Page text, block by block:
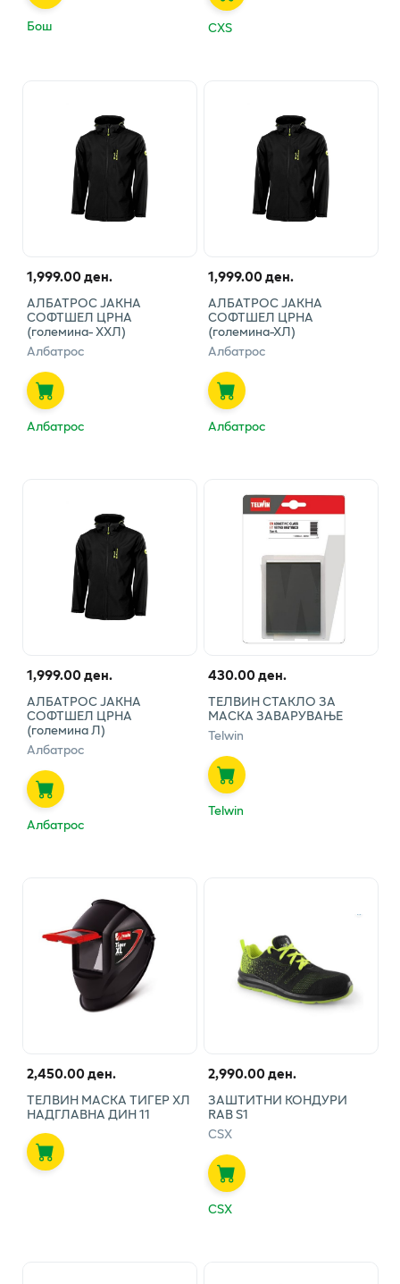
Бош CXS
1,999.00 ден.
АЛБАТРОС ЈАКНА
СОФТШЕЛ ЦРНА
(големина- ХХЛ)
Албатрос
Албатрос
1,999.00 ден.
АЛБАТРОС ЈАКНА
СОФТШЕЛ ЦРНА
(големина-ХЛ)
Албатрос
Албатрос
1,999.00 ден.
АЛБАТРОС ЈАКНА
СОФТШЕЛ ЦРНА
(големина Л)
Албатрос
Албатрос
430.00 ден.
ТЕЛВИН СТАКЛО ЗА
МАСКА ЗАВАРУВАЊЕ
Telwin
Telwin
2,450.00 ден.
ТЕЛВИН МАСКА ТИГЕР ХЛ
НАДГЛАВНА ДИН 11
2,990.00 ден.
ЗАШТИТНИ КОНДУРИ
RAB S1
CSX
CSX